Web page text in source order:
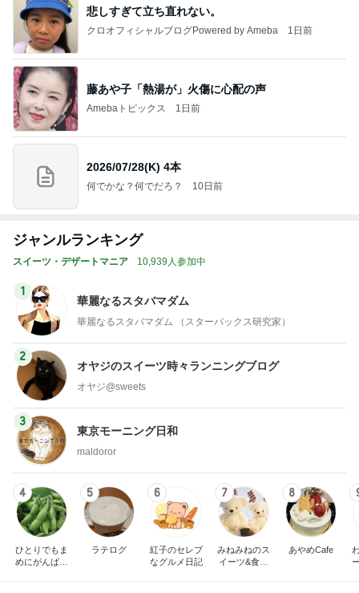
悲しすぎて立ち直れない。
クロオフィシャルブログPowered by Ameba 1日前
藤あや子「熱湯が」火傷に心配の声
Amebaトピックス 1日前
2026/07/28(K) 4本
何でかな？何でだろ？ 10日前
ジャンルランキング
スイーツ・デザートマニア 10,939人参加中
1
華麗なるスタバマダム
華麗なるスタバマダム （スターバックス研究家）
2
オヤジのスイーツ時々ランニングブログ
オヤジ@sweets
3
東京モーニング日和
maldoror
4
ひとりでもま
めにがんばる
5
ラテログ
6
紅子のセレブ
なグルメ日記
7
みねみねのス
イーツ&食パ
8
あやめCafe